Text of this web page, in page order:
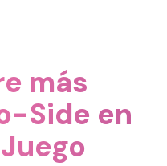
más
Side en